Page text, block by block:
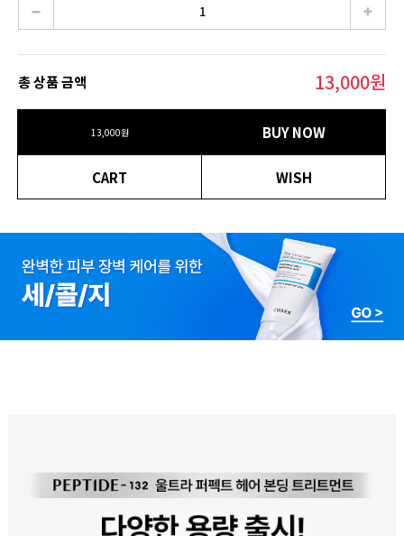
총 상품 금액 13,000원
13,000원 BUY NOW
CART WISH